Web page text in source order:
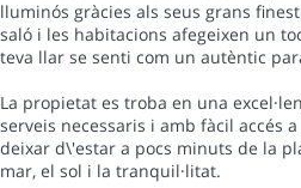
lluminós gràcies als seus grans
saló i les habitacions afegeixen un
teva llar se senti com un autèntic
La propietat es troba en una
serveis necessaris i amb fàcil accés
deixar d\'estar a pocs minuts de la
mar, el sol i la tranquil·litat.